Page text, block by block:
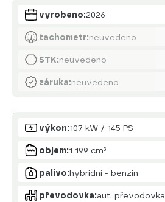
vyrobeno:2026
tachometr:neuvedeno
STK:neuvedeno
záruka:neuvedeno
Motor
výkon:107 kW / 145 PS
objem:1 199 cm³
palivo:hybridní - benzin
převodovka:aut. převodovka